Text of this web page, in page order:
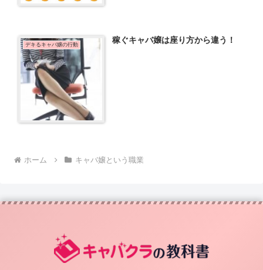
デキるキャバ嬢の行動 稼ぐキャバ嬢は座り方から違う！
ホーム キャバ嬢という職業